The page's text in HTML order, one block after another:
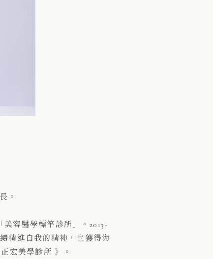
。
容醫學標竿診所」。2013-
精進自我的精神，也獲得海
宏美學診所 》。